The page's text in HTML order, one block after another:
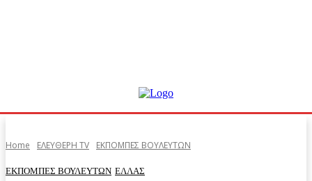
Home ΕΛΕΥΘΕΡΗ ΤV ΕΚΠΟΜΠΕΣ ΒΟΥΛΕΥΤΩΝ
ΕΚΠΟΜΠΕΣ ΒΟΥΛΕΥΤΩΝ ΕΛΛΑΣ